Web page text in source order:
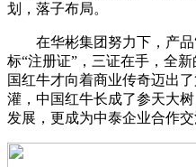
划，落子布局。
在华彬集团努力下，产品“
标“注册证”，三证在手，全
国红牛才向着商业传奇迈出
灌，中国红牛长成了参天大
发展，更成为中泰企业合作交